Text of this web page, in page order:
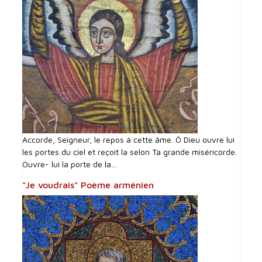
Accorde, Seigneur, le repos à cette âme. Ô Dieu ouvre lui
les portes du ciel et reçoit la selon Ta grande miséricorde.
Ouvre- lui la porte de la...
"Je voudrais" Poème arménien